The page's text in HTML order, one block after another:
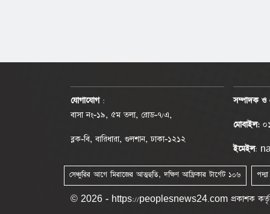
যোগাযোগ :
বাসা নং-১৯, ৫ম তলা, রোড-৭/এ,
ব্লক-বি, বারিধারা, গুলশান, ঢাকা-১২১২
সম্পাদক
মোবাইল:
ইমেইল:
সেঞ্চুরির আগে মিরাজের আত্মহুতি, দক্ষিণ আফ্রিকার টার্গেট ১০৬
© 2026 - https://peoplesnews24.com প্রকাশক কর্তৃক